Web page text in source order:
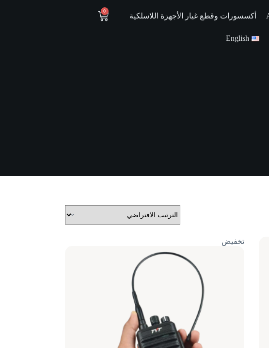
أكسسورات وقطع غيار الأجهزة اللاسلكية
English
0
تخفيض